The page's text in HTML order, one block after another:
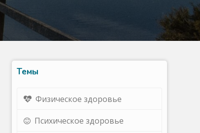
Темы
Физическое здоровье
Психическое здоровье